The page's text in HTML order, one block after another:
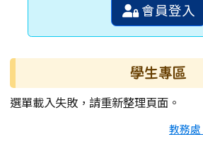
會員登入
學生專區
選單載入失敗，請重新整理頁面。
教務